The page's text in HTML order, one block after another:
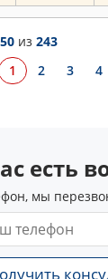
50 из 243
1
2 3 4
есть
мы